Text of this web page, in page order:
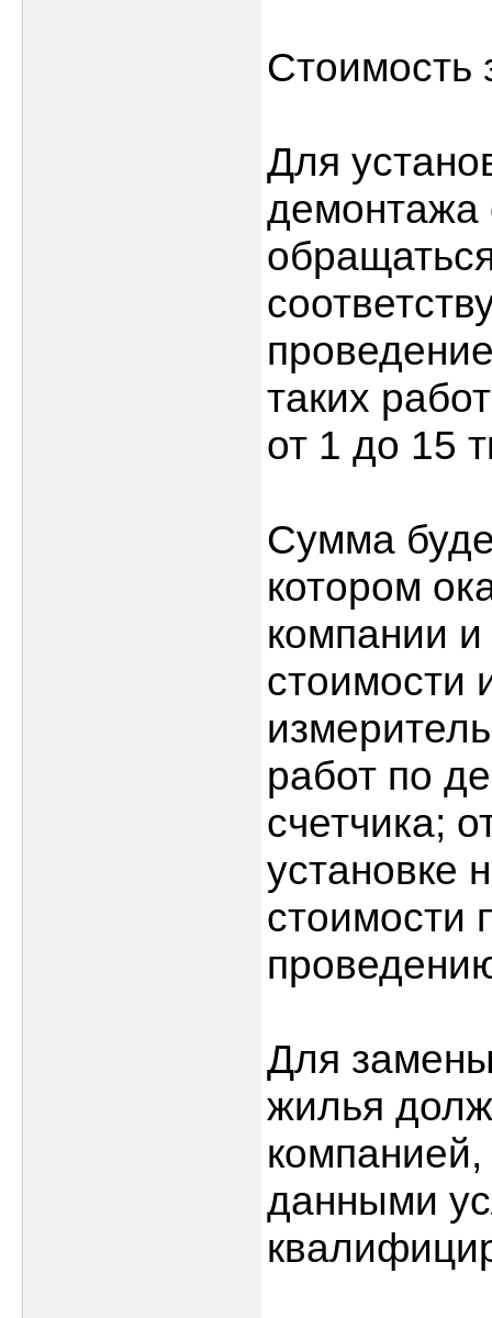
Стоимость
Для
демонтажа
таких
от 1 до 15
Сумма
котором
компании
стоимости
работ по
счетчика;
установке
стоимости
Для замены
жилья
компанией,
данными